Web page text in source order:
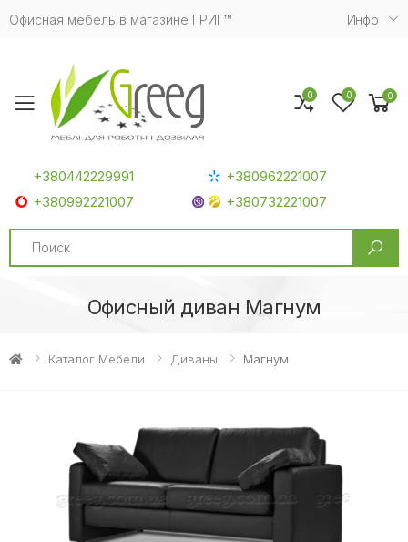
Офисная мебель в магазине ГРИГ™ Инфо
Toggle mobile menu
+380442229991
+380962221007
+380992221007
+380732221007
Search
0 0 0
Офисный диван Магнум
Каталог Мебели Диваны Магнум